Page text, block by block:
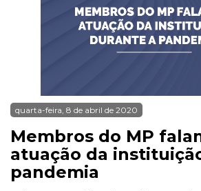
quarta-feira, 8 de abril de 2020
Membros do MP
atuação da
pandemia